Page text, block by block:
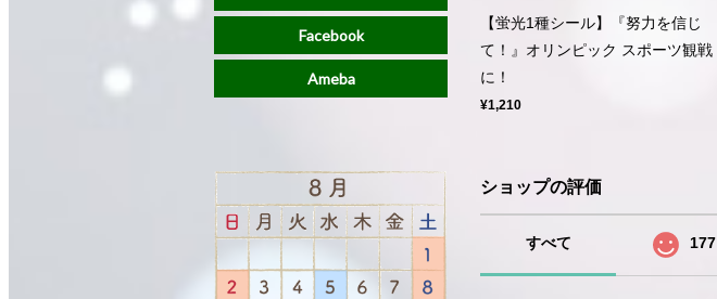
【蛍光1種シール】『努力を信じ
て！』オリンピック スポーツ観戦
に！
¥1,210
ショップの評価
すべて 177
Facebook
Ameba